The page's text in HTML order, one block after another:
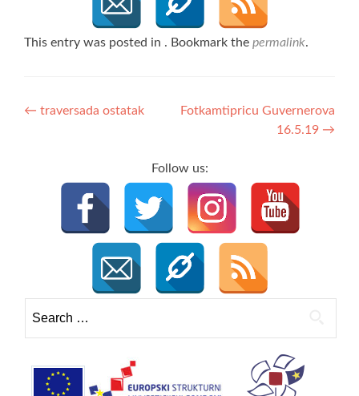
This entry was posted in . Bookmark the permalink.
Post
← traversada ostatak
Fotkamtipricu Guvernerova
16.5.19 →
Follow us:
for: